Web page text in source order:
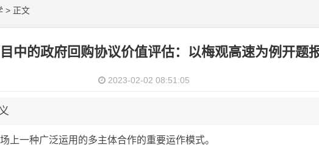
> 正文
中的政府回购协议价值评估：以梅观高速为例开题
2023-02-02 08:51:05
上一种广泛运用的多主体合作的重要运作模式。